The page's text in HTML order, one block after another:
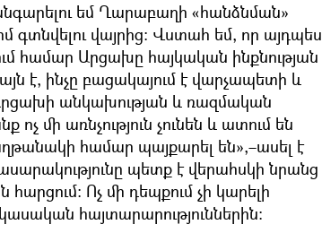
եմ Ղարաբաղի «հանձնման»
վայրից։ Վստահ եմ, որ այդպես
համար Արցախը հայկական ինքնության
է, ինչը բացակայում է վարչապետի և
անկախության և ռազմական
ոչ մի առնչություն չունեն և ատում են
համար պայքարել են»,–ասել է
պետք է վերահսկի նրանց
Ոչ մի դեպքում չի կարելի
հայտարարություններին։